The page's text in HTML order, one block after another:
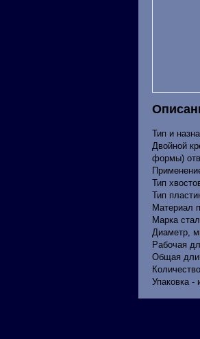
Тип и
Двойной
формы)
Тип
Тип
Материал
Марка
Диаметр,
Рабочая
Общая
Упаковка -